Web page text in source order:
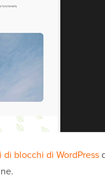
di blocchi di WordPress